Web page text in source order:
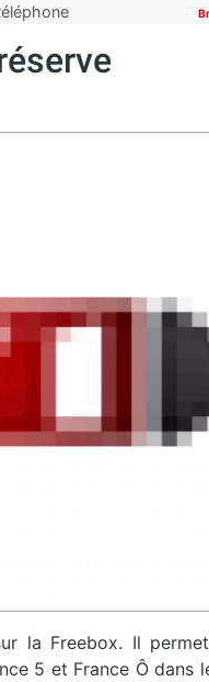
la Freebox. Il
5 et France Ô dans